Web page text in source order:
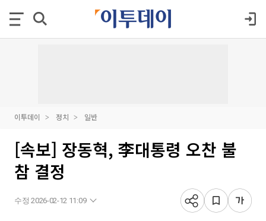
이투데이 정치 일반
[속보] 장동혁, 李대통령 오찬 불
참 결정
수정 2026-02-12 11:09